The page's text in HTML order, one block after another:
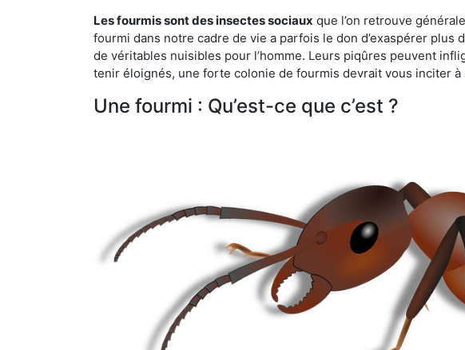
Les fourmis sont des insectes sociaux que l’on retrouve
fourmi dans notre cadre de vie a parfois le don d’exaspérer
de véritables nuisibles pour l’homme. Leurs piqûres peuvent
tenir éloignés, une forte colonie de fourmis devrait vous inciter
Une fourmi : Qu’est-ce que c’est ?